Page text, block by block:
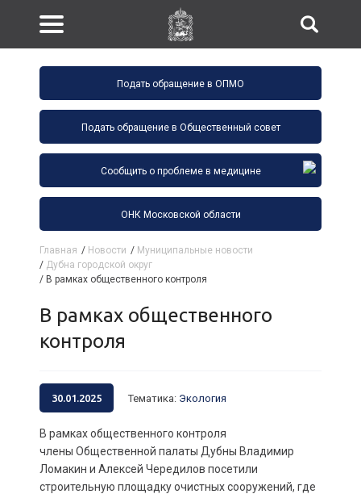
Подать обращение в ОПМО
Подать обращение в Общественный совет
Сообщить о проблеме в медицине
ОНК Московской области
Главная / Новости / Муниципальные новости
/ Дубна городской округ
/ В рамках общественного контроля
В рамках общественного
контроля
30.01.2025 Тематика: Экология
В рамках общественного контроля
члены Общественной палаты Дубны Владимир
Ломакин и Алексей Чередилов посетили
строительную площадку очистных сооружений, где